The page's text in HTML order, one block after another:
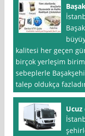
kalitesi her geçen
birçok yerleşim
sebeplerle
talep oldukça